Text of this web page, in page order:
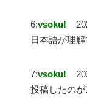
6:vsoku!
日本語が理
7:vsoku!
投稿したの